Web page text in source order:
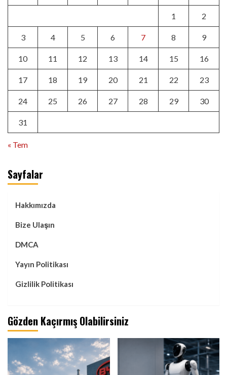
1 2
3 4 5 6 7 8 9
10 11 12 13 14 15 16
17 18 19 20 21 22 23
24 25 26 27 28 29 30
31
« Tem
Sayfalar
Hakkımızda
Bize Ulaşın
DMCA
Yayın Politikası
Gizlilik Politikası
Gözden Kaçırmış Olabilirsiniz